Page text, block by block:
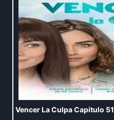
Vencer La Culpa Capitulo 51